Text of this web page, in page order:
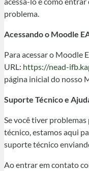
problema.
Acessando o Moodle
Para acessar o Moodle
URL: https://nead-
página inicial do nosso
Suporte Técnico e
Se você tiver
técnico, estamos aqui
suporte técnico
Ao entrar em contato